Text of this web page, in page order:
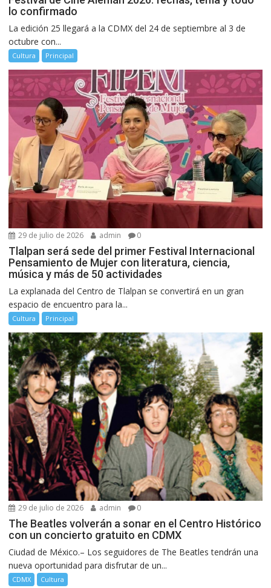
lo confirmado
La edición 25 llegará a la CDMX del 24 de septiembre al 3 de
octubre con...
Cultura Principal
29 de julio de 2026 admin 0
Tlalpan será sede del primer Festival Internacional
Pensamiento de Mujer con literatura, ciencia,
música y más de 50 actividades
La explanada del Centro de Tlalpan se convertirá en un gran
espacio de encuentro para la...
Cultura Principal
29 de julio de 2026 admin 0
The Beatles volverán a sonar en el Centro Histórico
con un concierto gratuito en CDMX
Ciudad de México.– Los seguidores de The Beatles tendrán una
nueva oportunidad para disfrutar de un...
CDMX Cultura